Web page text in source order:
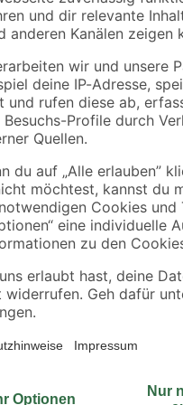
Marley
Dachrinne
75 200 cm
12,99 €
6,50 € / Meter